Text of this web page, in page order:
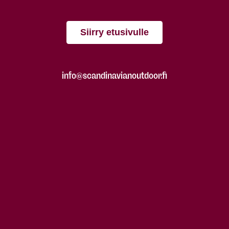
Siirry etusivulle
info@scandinavianoutdoor.fi